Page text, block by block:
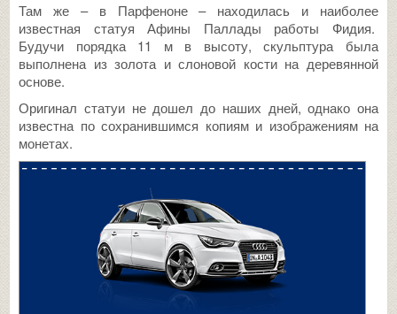
Там же – в Парфеноне – находилась и наиболее
известная статуя Афины Паллады работы Фидия.
Будучи порядка 11 м в высоту, скульптура была
выполнена из золота и слоновой кости на деревянной
основе.
Оригинал статуи не дошел до наших дней, однако она
известна по сохранившимся копиям и изображениям на
монетах.